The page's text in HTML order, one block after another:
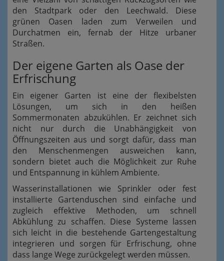
den Stadtpark oder den Leechwald. Diese
grünen Oasen laden zum Verweilen und
Durchatmen ein, fernab der Hitze urbaner
Straßen.
Der eigene Garten als Oase der
Erfrischung
Ein eigener Garten ist eine der flexibelsten
Lösungen, um sich in den heißen
Sommermonaten abzukühlen. Er zeichnet sich
nicht nur durch die Unabhängigkeit von
Öffnungszeiten aus und sorgt dafür, dass man
den Menschenmengen ausweichen kann,
sondern bietet auch die Möglichkeit zur Ruhe
und Entspannung in kühlem Ambiente.
Wasserinstallationen wie Sprinkler oder fest
installierte Gartenduschen sind einfache und
zugleich effektive Methoden, um schnell
Abkühlung zu schaffen. Diese Systeme lassen
sich leicht in die bestehende Gartengestaltung
integrieren und sorgen für Erfrischung, ohne
dass lange Wege zurückgelegt werden müssen.